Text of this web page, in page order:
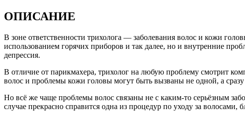
ОПИСАНИЕ
В зоне ответственности трихолога — заболевания волос и кожи
использованием горячих приборов и так далее, но и внутренние
депрессия.
В отличие от парикмахера, трихолог на любую проблему смотрит
волос и проблемы кожи головы могут быть вызваны не одной, а
Но всё же чаще проблемы волос связаны не с каким-то серьёзным
случае прекрасно справится одна из процедур по уходу за